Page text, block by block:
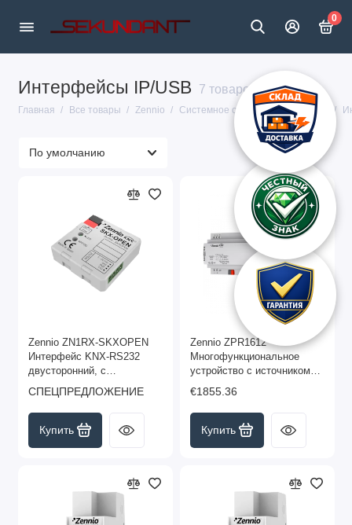
0
Интерфейсы IP/USB 7 товаров
Главная Все товары Zennio Системное оборудование Zennio
Zennio ZN1RX-SKXOPEN
Интерфейс KNX-RS232
двусторонний, с
расширенными функциями
арт. ZN1RX-SKXOPEN
(снято с производства)
СПЕЦПРЕДЛОЖЕНИЕ
Купить
Zennio ZPR1612
Многофункциональное
устройство с источником
питания, KNX-IP
интерфейсом ALLinBOX
1612 арт ZPR1612 (снято с
производства, замена арт.
€1855.36
Купить